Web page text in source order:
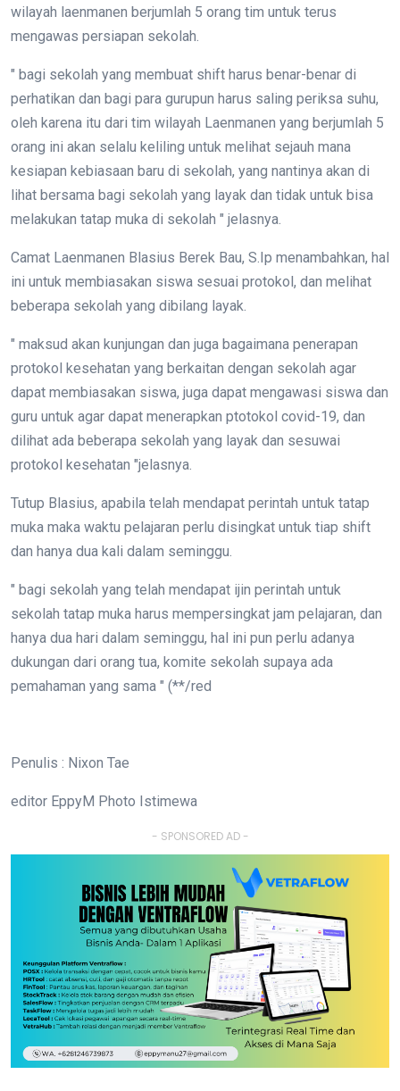
wilayah laenmanen berjumlah 5 orang tim untuk terus
mengawas persiapan sekolah.
" bagi sekolah yang membuat shift harus benar-benar di
perhatikan dan bagi para gurupun harus saling periksa suhu,
oleh karena itu dari tim wilayah Laenmanen yang berjumlah 5
orang ini akan selalu keliling untuk melihat sejauh mana
kesiapan kebiasaan baru di sekolah, yang nantinya akan di
lihat bersama bagi sekolah yang layak dan tidak untuk bisa
melakukan tatap muka di sekolah " jelasnya.
Camat Laenmanen Blasius Berek Bau, S.Ip menambahkan, hal
ini untuk membiasakan siswa sesuai protokol, dan melihat
beberapa sekolah yang dibilang layak.
" maksud akan kunjungan dan juga bagaimana penerapan
protokol kesehatan yang berkaitan dengan sekolah agar
dapat membiasakan siswa, juga dapat mengawasi siswa dan
guru untuk agar dapat menerapkan ptotokol covid-19, dan
dilihat ada beberapa sekolah yang layak dan sesuwai
protokol kesehatan "jelasnya.
Tutup Blasius, apabila telah mendapat perintah untuk tatap
muka maka waktu pelajaran perlu disingkat untuk tiap shift
dan hanya dua kali dalam seminggu.
" bagi sekolah yang telah mendapat ijin perintah untuk
sekolah tatap muka harus mempersingkat jam pelajaran, dan
hanya dua hari dalam seminggu, hal ini pun perlu adanya
dukungan dari orang tua, komite sekolah supaya ada
pemahaman yang sama " (**/red
Penulis : Nixon Tae
editor EppyM Photo Istimewa
- SPONSORED AD -